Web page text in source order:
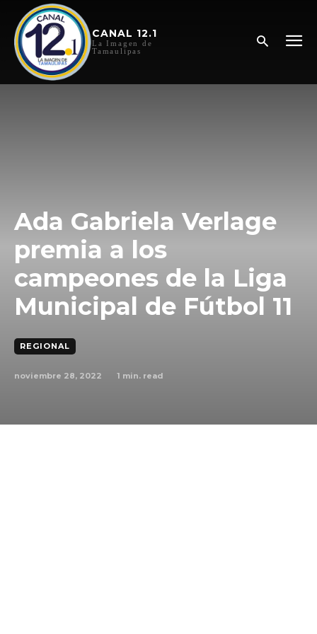
CANAL 12.1
La Imagen de
Tamaulipas
Ada Gabriela Verlage
premia a los
campeones de la Liga
Municipal de Fútbol 11
REGIONAL
noviembre 28, 2022 1 min. read